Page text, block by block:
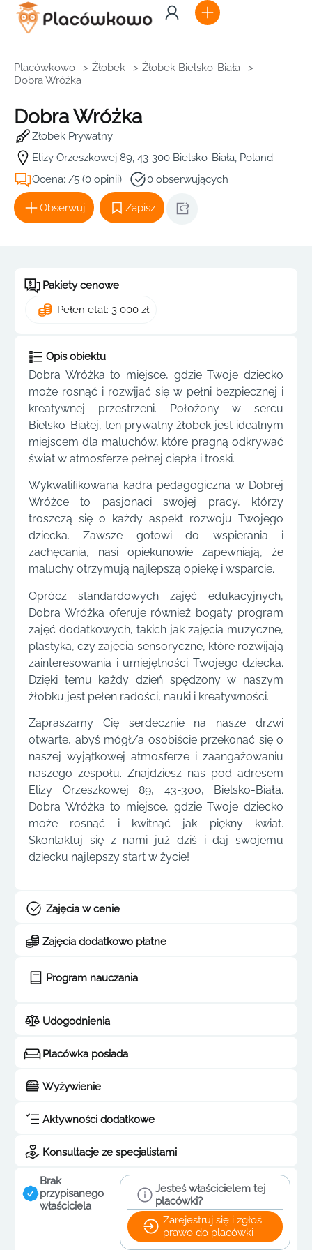
Placówkowo -> Żłobek -> Żłobek Bielsko-Biała ->
Dobra Wróżka
Dobra Wróżka
Żłobek Prywatny
Elizy Orzeszkowej 89, 43-300 Bielsko-Biała, Poland
Ocena: /5 (0 opinii)
0 obserwujących
Obserwuj Zapisz
Pakiety cenowe
Pełen etat: 3 000 zł
Opis obiektu
Dobra Wróżka to miejsce, gdzie Twoje dziecko
może rosnąć i rozwijać się w pełni bezpiecznej i
kreatywnej przestrzeni. Położony w sercu
Bielsko-Białej, ten prywatny żłobek jest idealnym
miejscem dla maluchów, które pragną odkrywać
świat w atmosferze pełnej ciepła i troski.
Wykwalifikowana kadra pedagogiczna w Dobrej
Wróżce to pasjonaci swojej pracy, którzy
troszczą się o każdy aspekt rozwoju Twojego
dziecka. Zawsze gotowi do wspierania i
zachęcania, nasi opiekunowie zapewniają, że
maluchy otrzymują najlepszą opiekę i wsparcie.
Oprócz standardowych zajęć edukacyjnych,
Dobra Wróżka oferuje również bogaty program
zajęć dodatkowych, takich jak zajęcia muzyczne,
plastyka, czy zajęcia sensoryczne, które rozwijają
zainteresowania i umiejętności Twojego dziecka.
Dzięki temu każdy dzień spędzony w naszym
żłobku jest pełen radości, nauki i kreatywności.
Zapraszamy Cię serdecznie na nasze drzwi
otwarte, abyś mógł/a osobiście przekonać się o
naszej wyjątkowej atmosferze i zaangażowaniu
naszego zespołu. Znajdziesz nas pod adresem
Elizy Orzeszkowej 89, 43-300, Bielsko-Biała.
Dobra Wróżka to miejsce, gdzie Twoje dziecko
może rosnąć i kwitnąć jak piękny kwiat.
Skontaktuj się z nami już dziś i daj swojemu
dziecku najlepszy start w życie!
Zajęcia w cenie
Zajęcia dodatkowo płatne
Program nauczania
Udogodnienia
Placówka posiada
Wyżywienie
Aktywności dodatkowe
Konsultacje ze specjalistami
Brak
przypisanego
właściciela
Jesteś właścicielem tej
placówki?
Zarejestruj się i zgłoś
prawo do placówki